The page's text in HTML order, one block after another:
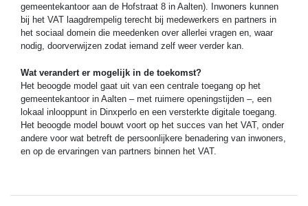
gemeentekantoor aan de Hofstraat 8 in Aalten). Inwoners kunnen
bij het VAT laagdrempelig terecht bij medewerkers en partners in
het sociaal domein die meedenken over allerlei vragen en, waar
nodig, doorverwijzen zodat iemand zelf weer verder kan.
Wat verandert er mogelijk in de toekomst?
Het beoogde model gaat uit van een centrale toegang op het
gemeentekantoor in Aalten – met ruimere openingstijden –, een
lokaal inlooppunt in Dinxperlo en een versterkte digitale toegang.
Het beoogde model bouwt voort op het succes van het VAT, onder
andere voor wat betreft de persoonlijkere benadering van inwoners,
en op de ervaringen van partners binnen het VAT.